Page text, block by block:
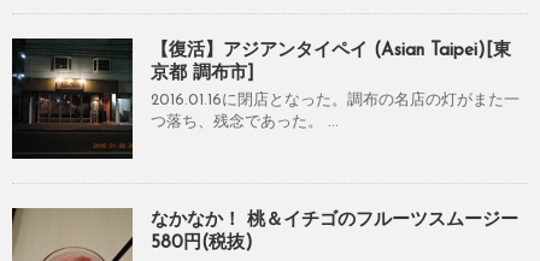
【復活】アジアンタイペイ (Asian Taipei)[東
京都 調布市]
2016.01.16に閉店となった。調布の名店の灯がまた一
つ落ち、残念であった。 ...
なかなか！ 桃＆イチゴのフルーツスムージー
580円(税抜)